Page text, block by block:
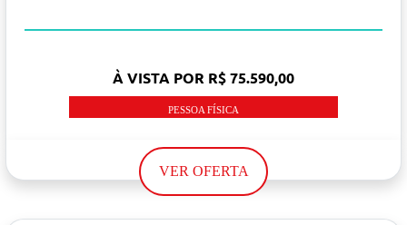
À VISTA POR R$ 75.590,00
PESSOA FÍSICA
VER OFERTA